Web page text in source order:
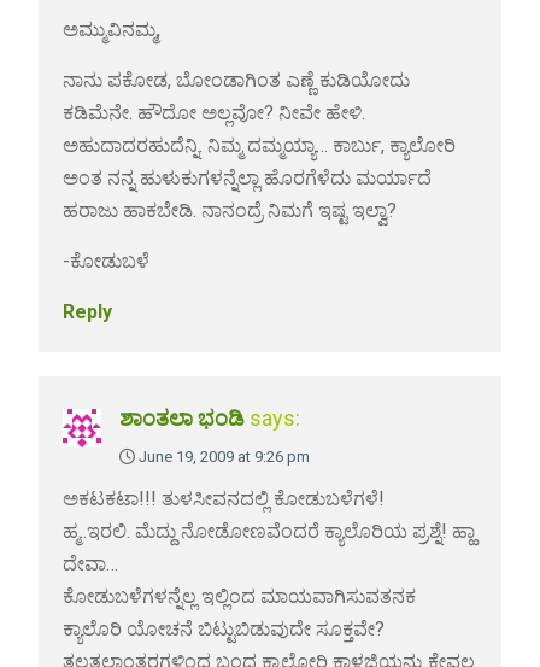
ಅಮ್ಮುವಿನಮ್ಮ,
ನಾನು ಪಕೋಡ, ಬೋಂಡಾಗಿಂತ ಎಣ್ಣೆ ಕುಡಿಯೋದು
ಕಡಿಮೆನೇ. ಹೌದೋ ಅಲ್ಲವೋ? ನೀವೇ ಹೇಳಿ.
ಅಹುದಾದರಹುದೆನ್ನಿ. ನಿಮ್ಮ ದಮ್ಮಯ್ಯಾ… ಕಾರ್ಬು, ಕ್ಯಾಲೋರಿ
ಅಂತ ನನ್ನ ಹುಳುಕುಗಳನ್ನೆಲ್ಲಾ ಹೊರಗೆಳೆದು ಮರ್ಯಾದೆ
ಹರಾಜು ಹಾಕಬೇಡಿ. ನಾನಂದ್ರೆ ನಿಮಗೆ ಇಷ್ಟ ಇಲ್ವಾ?
-ಕೋಡುಬಳೆ
Reply
ಶಾಂತಲಾ ಭಂಡಿ says:
June 19, 2009 at 9:26 pm
ಅಕಟಕಟಾ!!! ತುಳಸೀವನದಲ್ಲಿ ಕೋಡುಬಳೆಗಳೆ!
ಹ್ಮ..ಇರಲಿ. ಮೆದ್ದು ನೋಡೋಣವೆಂದರೆ ಕ್ಯಾಲೊರಿಯ ಪ್ರಶ್ನೆ! ಹ್ಹಾ
ದೇವಾ…
ಕೋಡುಬಳೆಗಳನ್ನೆಲ್ಲ ಇಲ್ಲಿಂದ ಮಾಯವಾಗಿಸುವತನಕ
ಕ್ಯಾಲೊರಿ ಯೋಚನೆ ಬಿಟ್ಟುಬಿಡುವುದೇ ಸೂಕ್ತವೇ?
ತಲತಲಾಂತರಗಳಿಂದ ಬಂದ ಕ್ಯಾಲೋರಿ ಕಾಳಜಿಯನ್ನು ಕೇವಲ